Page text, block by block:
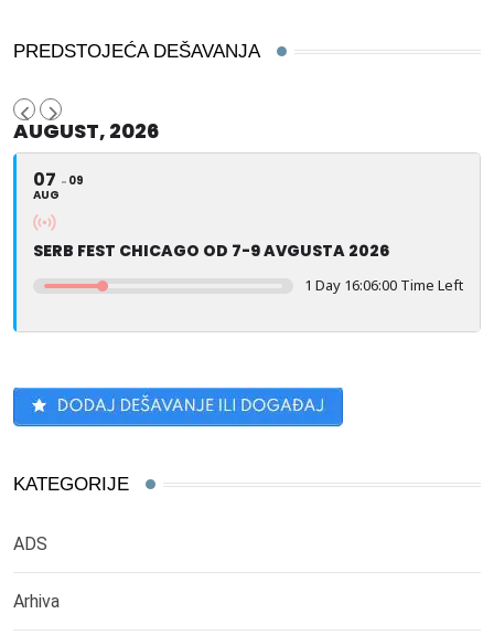
PREDSTOJEĆA DEŠAVANJA
AUGUST, 2026
07
AUG
09
SERB FEST CHICAGO OD 7-9 AVGUSTA 2026
1 Day 16:06:00 Time Left
KATEGORIJE
ADS
Arhiva